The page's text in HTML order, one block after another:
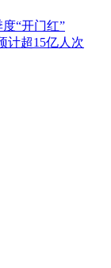
“开门红”
计超15亿人次